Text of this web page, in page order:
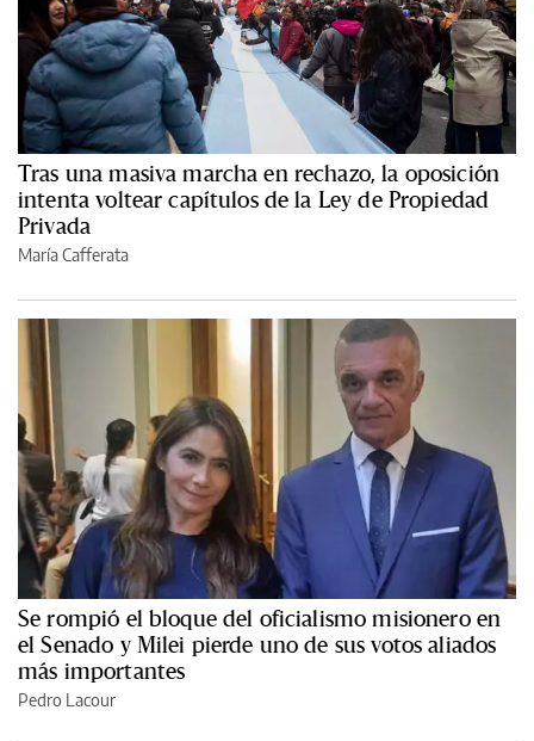
Tras una masiva marcha en rechazo, la oposición
intenta voltear capítulos de la Ley de Propiedad
Privada
María Cafferata
Se rompió el bloque del oficialismo misionero en
el Senado y Milei pierde uno de sus votos aliados
más importantes
Pedro Lacour